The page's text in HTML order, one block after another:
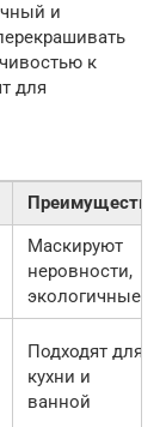
и
к
для
Преимущества
Маскируют
неровности,
экологичные
Подходят для
кухни и
ванной